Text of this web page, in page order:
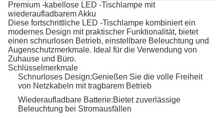
Premium -kabellose LED -Tischlampe mit
wiederaufladbarem Akku
Diese fortschrittliche LED -Tischlampe kombiniert ein
modernes Design mit praktischer Funktionalität, bietet
einen schnurlosen Betrieb, einstellbare Beleuchtung und
Augenschutzmerkmale. Ideal für die Verwendung von
Zuhause und Büro.
Schlüsselmerkmale
Schnurloses Design:Genießen Sie die volle Freiheit
von Netzkabeln mit tragbarem Betrieb
Wiederaufladbare Batterie:Bietet zuverlässige
Beleuchtung bei Stromausfällen